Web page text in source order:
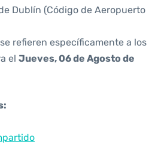
Dublín (Código de Aeropuerto
refieren específicamente a los
el Jueves, 06 de Agosto de